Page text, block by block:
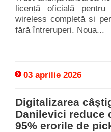
licență oficială
wireless completă și
fără întreruperi. Noua...
03 aprilie 2026
Digitalizarea
Danilevici reduce
95% erorile de